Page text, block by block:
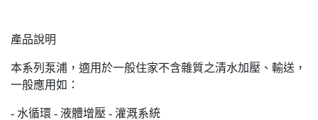
產品說明
本系列泵浦，適用於一般住家不含雜質之清水加壓、輸送，
一般應用如：
- 水循環 - 液體增壓 - 灌溉系統